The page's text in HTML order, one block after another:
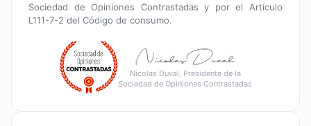
Sociedad de Opiniones Contrastadas y por el Artículo
L111-7-2 del Código de consumo.
Nicolas Duval, Presidente de la
Sociedad de Opiniones Contrastadas